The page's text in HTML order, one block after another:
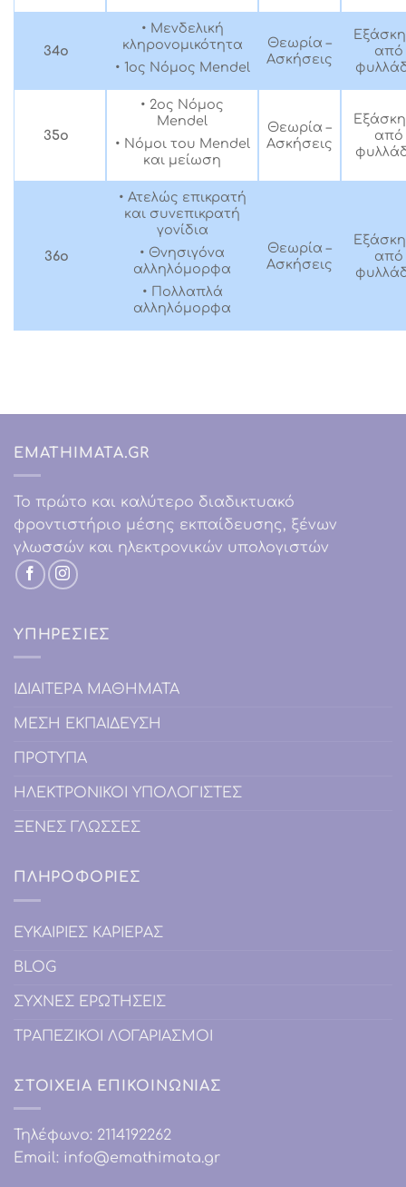
34ο
• Μενδελική
κληρονομικότητα
• 1ος Νόμος Mendel
Θεωρία –
Ασκήσεις
από
35ο
• 2ος Νόμος
Mendel
• Νόμοι του Mendel
και μείωση
Θεωρία –
Ασκήσεις
από
36ο
• Ατελώς επικρατή
και συνεπικρατή
γονίδια
• Θνησιγόνα
αλληλόμορφα
• Πολλαπλά
αλληλόμορφα
Θεωρία –
Ασκήσεις
από
EMATHIMATA.GR
Το πρώτο και καλύτερο διαδικτυακό
φροντιστήριο μέσης εκπαίδευσης, ξένων
γλωσσών και ηλεκτρονικών υπολογιστών
ΥΠΗΡΕΣΙΕΣ
IΔΙΑΙΤΕΡΑ ΜΑΘΗΜΑΤΑ
ΜΕΣΗ ΕΚΠΑΙΔΕΥΣΗ
ΠΡΟΤΥΠΑ
ΗΛΕΚΤΡΟΝΙΚΟΙ ΥΠΟΛΟΓΙΣΤΕΣ
ΞΕΝΕΣ ΓΛΩΣΣΕΣ
ΠΛΗΡΟΦΟΡΙΕΣ
ΕΥΚΑΙΡΙΕΣ ΚΑΡΙΕΡΑΣ
BLOG
ΣΥΧΝΕΣ ΕΡΩΤΗΣΕΙΣ
ΤΡΑΠΕΖΙΚΟΙ ΛΟΓΑΡΙΑΣΜΟΙ
ΣΤΟΙΧΕΙΑ ΕΠΙΚΟΙΝΩΝΙΑΣ
Τηλέφωνο: 2114192262
Email: info@emathimata.gr